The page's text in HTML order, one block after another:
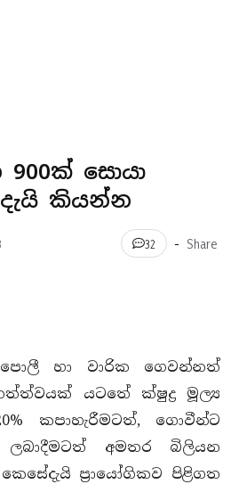
සොයා
කියන්න
32 - Share
හා වාරික ගෙවන්නත්
යටතේ ක්ෂුද්‍ර මූල්‍ය
කපාහැරීමටත්, ගොවීන්ට
අමතර බිලියන
ප‍්‍රායෝගිකව පිළිගත